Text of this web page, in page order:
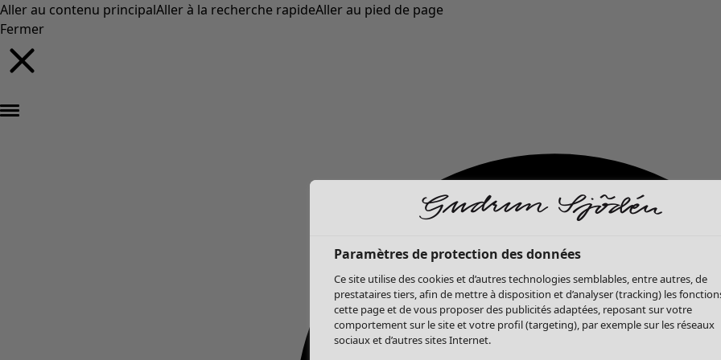
Aller au contenu principalAller à la recherche rapideAller au pied de page
Fermer
Paramètres de protection des données
Ce site utilise des cookies et d’autres technologies semblables, entre autres, de
prestataires tiers, afin de mettre à disposition et d’analyser (tracking) les
cette page et de vous proposer des publicités adaptées, reposant sur votre
comportement sur le site et votre profil (targeting), par exemple sur les réseaux
sociaux et d’autres sites Internet.